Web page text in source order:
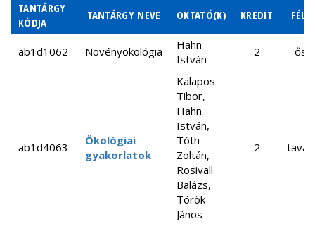
bb2n9006
A prebiotikus
Czárán
Tamás
Fiziológiai
növényökológia
Gyepökológia
bb2n1e31 Koevolúció
Számítógépes
TANTÁRGY
KÓDJA
TANTÁRGY NEVE OKTATÓ(K) KREDIT
ab1d1062 Növényökológia
Hahn
István
2 őszi
ab1d4063
Ökológiai
gyakorlatok
Kalapos
Tibor,
Hahn
István,
Tóth
Zoltán,
Rosivall
Balázs,
Török
János
2